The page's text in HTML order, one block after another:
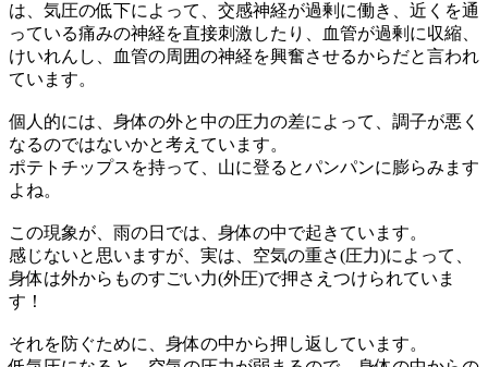
は、気圧の低下によって、交感神経が過剰に働き、近くを通
っている痛みの神経を直接刺激したり、血管が過剰に収縮、
けいれんし、血管の周囲の神経を興奮させるからだと言われ
ています。
個人的には、身体の外と中の圧力の差によって、調子が悪く
なるのではないかと考えています。
ポテトチップスを持って、山に登るとパンパンに膨らみます
よね。
この現象が、雨の日では、身体の中で起きています。
感じないと思いますが、実は、空気の重さ(圧力)によって、
身体は外からものすごい力(外圧)で押さえつけられていま
す！
それを防ぐために、身体の中から押し返しています。